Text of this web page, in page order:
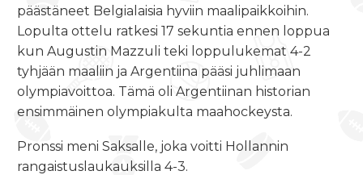
päästäneet Belgialaisia hyviin maalipaikkoihin.
Lopulta ottelu ratkesi 17 sekuntia ennen loppua
kun Augustin Mazzuli teki loppulukemat 4-2
tyhjään maaliin ja Argentiina pääsi juhlimaan
olympiavoittoa. Tämä oli Argentiinan historian
ensimmäinen olympiakulta maahockeysta.
Pronssi meni Saksalle, joka voitti Hollannin
rangaistuslaukauksilla 4-3.